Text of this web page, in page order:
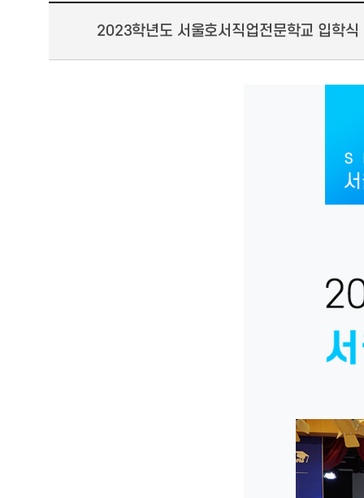
호텔조리계열
호텔조리
2023학년도 서울호서직업전문학교 입학식